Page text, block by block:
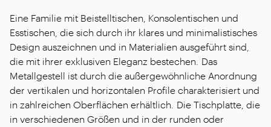
Eine Familie mit Beistelltischen, Konsolentischen und
Esstischen, die sich durch ihr klares und minimalistisches
Design auszeichnen und in Materialien ausgeführt sind,
die mit ihrer exklusiven Eleganz bestechen. Das
Metallgestell ist durch die außergewöhnliche Anordnung
der vertikalen und horizontalen Profile charakterisiert und
in zahlreichen Oberflächen erhältlich. Die Tischplatte, die
in verschiedenen Größen und in der runden oder